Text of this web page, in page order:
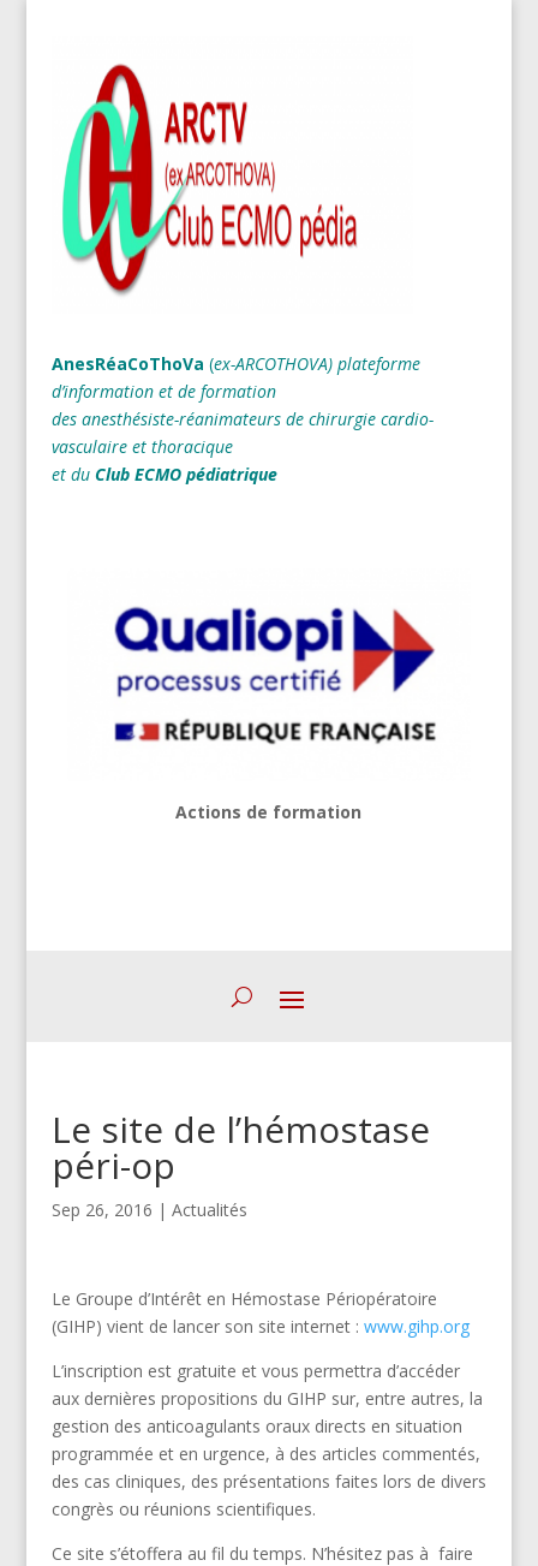
AnesRéaCoThoVa (ex-ARCOTHOVA) plateforme
d’information et de formation
des anesthésiste-réanimateurs de chirurgie cardio-
vasculaire et thoracique
et du Club ECMO pédiatrique
Actions de formation
Le site de l’hémostase
péri-op
Sep 26, 2016 | Actualités
Le Groupe d’Intérêt en Hémostase Périopératoire
(GIHP) vient de lancer son site internet : www.gihp.org
L’inscription est gratuite et vous permettra d’accéder
aux dernières propositions du GIHP sur, entre autres, la
gestion des anticoagulants oraux directs en situation
programmée et en urgence, à des articles commentés,
des cas cliniques, des présentations faites lors de divers
congrès ou réunions scientifiques.
Ce site s’étoffera au fil du temps. N’hésitez pas à faire